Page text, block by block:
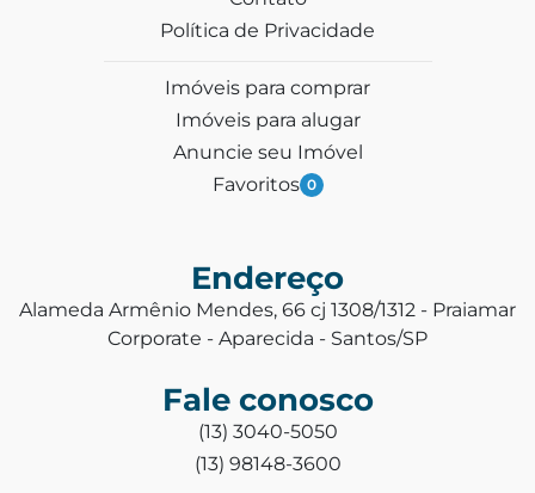
Política de Privacidade
Imóveis para comprar
Imóveis para alugar
Anuncie seu Imóvel
Favoritos 0
Endereço
Alameda Armênio Mendes, 66 cj 1308/1312 - Praiamar
Corporate - Aparecida - Santos/SP
Fale conosco
(13) 3040-5050
(13) 98148-3600